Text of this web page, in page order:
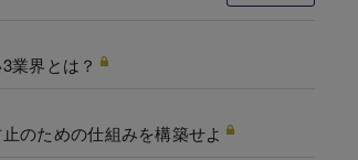
業界とは？
のための仕組みを構築せよ